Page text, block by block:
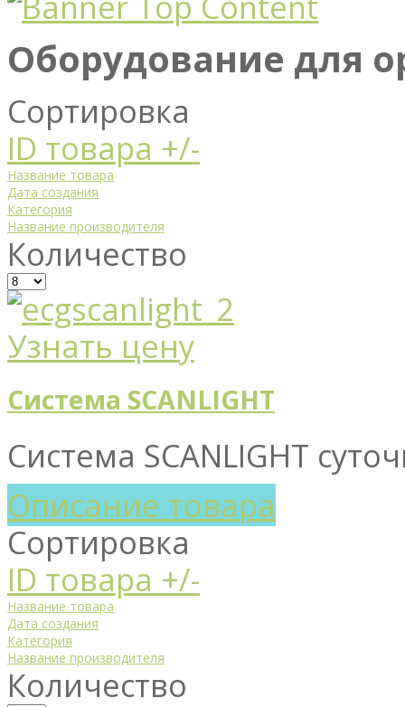
Оборудование для
Сортировка
ID товара +/-
Название товара
Дата создания
Категория
Название производителя
Количество
Узнать цену
Система SCANLIGHT
Система SCANLIGHT
Описание товара
Сортировка
ID товара +/-
Название товара
Дата создания
Категория
Название производителя
Количество